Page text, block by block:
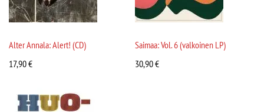
Alter Annala: Alert! (CD)
17,90€
Saimaa: Vol. 6 (valkoinen LP)
30,90€